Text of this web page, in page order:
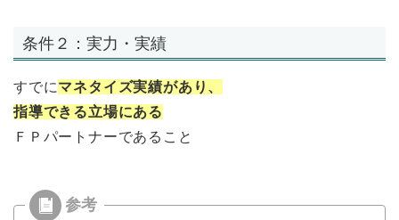
条件２：実力・実績
すでにマネタイズ実績があり、
指導できる立場にある
ＦＰパートナーであること